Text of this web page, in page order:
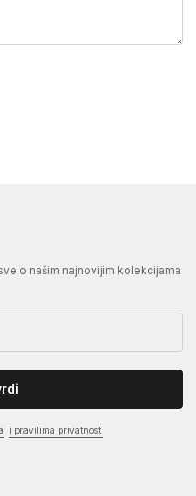
o našim najnovijim kolekcijama
i pravilima privatnosti